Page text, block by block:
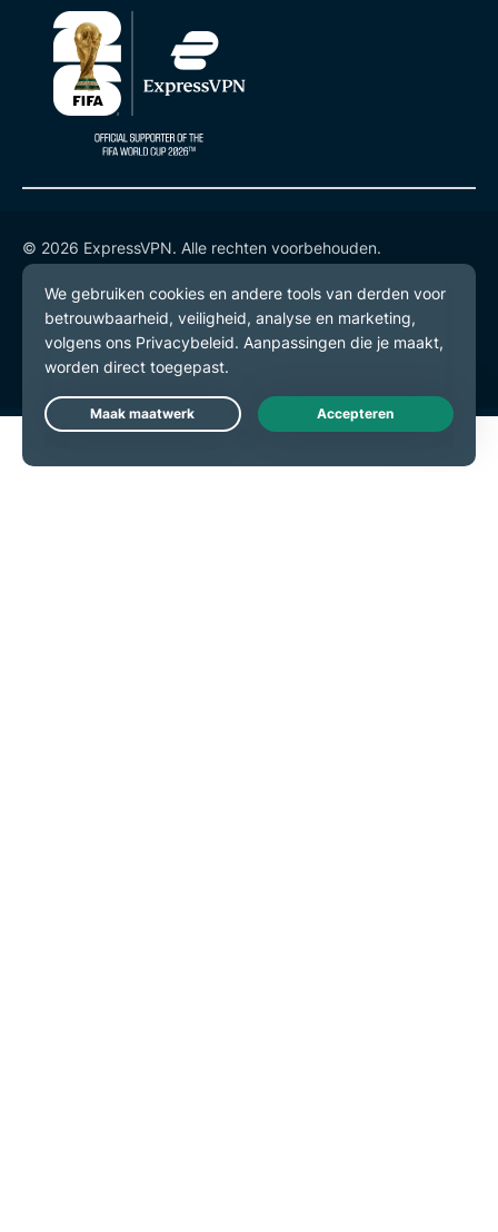
© 2026 ExpressVPN. Alle rechten voorbehouden.
Privacybeleid
Gebruiksvoorwaarden
Cookievoorkeuren
Live Chat